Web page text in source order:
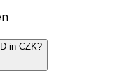
in CZK?